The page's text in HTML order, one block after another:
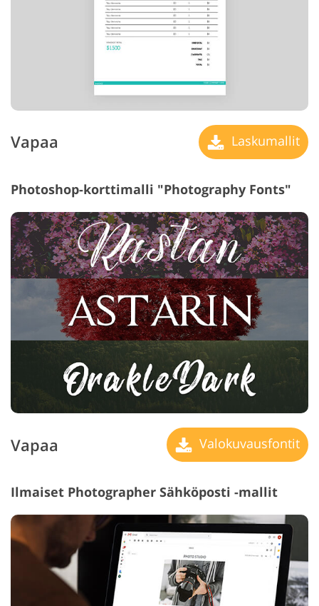
Vapaa Laskumallit
Photoshop-korttimalli "Photography Fonts"
Vapaa Valokuvausfontit
Ilmaiset Photographer Sähköposti -mallit